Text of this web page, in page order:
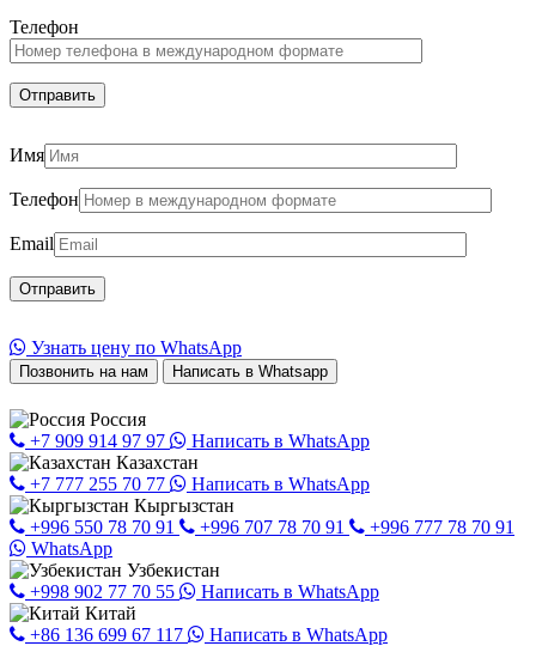
Телефон
Имя
Телефон
Email
Узнать цену по WhatsApp
Позвонить на нам Написать в Whatsapp
Россия
+7 909 914 97 97
Написать в WhatsApp
Казахстан
+7 777 255 70 77
Написать в WhatsApp
Кыргызстан
+996 550 78 70 91
+996 707 78 70 91
+996 777 78 70 91
WhatsApp
Узбекистан
+998 902 77 70 55
Написать в WhatsApp
Китай
+86 136 699 67 117
Написать в WhatsApp